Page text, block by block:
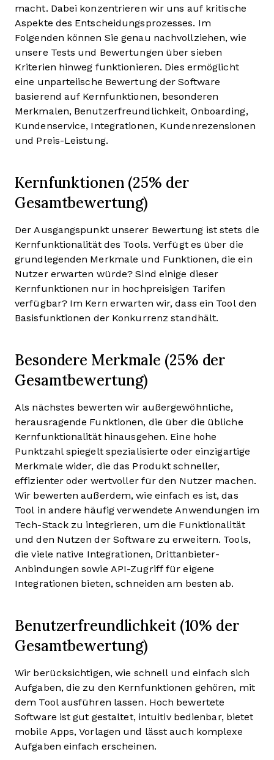
macht. Dabei konzentrieren wir uns auf kritische
Aspekte des Entscheidungsprozesses. Im
Folgenden können Sie genau nachvollziehen, wie
unsere Tests und Bewertungen über sieben
Kriterien hinweg funktionieren. Dies ermöglicht
eine unparteiische Bewertung der Software
basierend auf Kernfunktionen, besonderen
Merkmalen, Benutzerfreundlichkeit, Onboarding,
Kundenservice, Integrationen, Kundenrezensionen
und Preis-Leistung.
Kernfunktionen (25% der
Gesamtbewertung)
Der Ausgangspunkt unserer Bewertung ist stets die
Kernfunktionalität des Tools. Verfügt es über die
grundlegenden Merkmale und Funktionen, die ein
Nutzer erwarten würde? Sind einige dieser
Kernfunktionen nur in hochpreisigen Tarifen
verfügbar? Im Kern erwarten wir, dass ein Tool den
Basisfunktionen der Konkurrenz standhält.
Besondere Merkmale (25% der
Gesamtbewertung)
Als nächstes bewerten wir außergewöhnliche,
herausragende Funktionen, die über die übliche
Kernfunktionalität hinausgehen. Eine hohe
Punktzahl spiegelt spezialisierte oder einzigartige
Merkmale wider, die das Produkt schneller,
effizienter oder wertvoller für den Nutzer machen.
Wir bewerten außerdem, wie einfach es ist, das
Tool in andere häufig verwendete Anwendungen im
Tech-Stack zu integrieren, um die Funktionalität
und den Nutzen der Software zu erweitern. Tools,
die viele native Integrationen, Drittanbieter-
Anbindungen sowie API-Zugriff für eigene
Integrationen bieten, schneiden am besten ab.
Benutzerfreundlichkeit (10% der
Gesamtbewertung)
Wir berücksichtigen, wie schnell und einfach sich
Aufgaben, die zu den Kernfunktionen gehören, mit
dem Tool ausführen lassen. Hoch bewertete
Software ist gut gestaltet, intuitiv bedienbar, bietet
mobile Apps, Vorlagen und lässt auch komplexe
Aufgaben einfach erscheinen.